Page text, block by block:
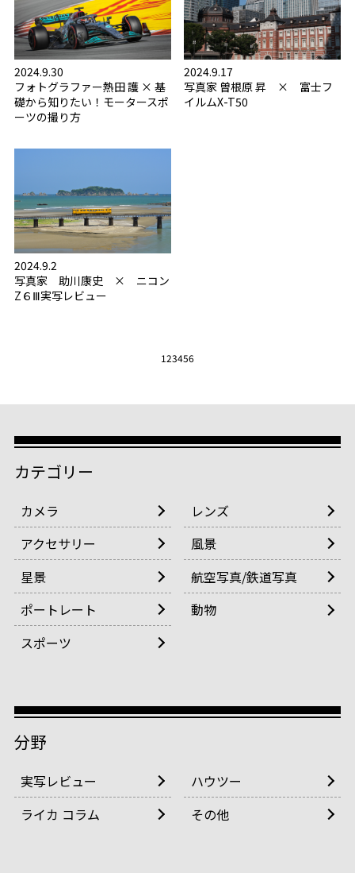
カテゴリー
カメラ
レンズ
アクセサリー
風景
星景
航空写真/鉄道写真
ポートレート
動物
スポーツ
分野
実写レビュー
ハウツー
ライカ コラム
その他
2024.9.30
フォトグラファー熱田 護 × 基
礎から知りたい！モータースポ
ーツの撮り方
2024.9.17
写真家 曽根原 昇 × 富士フ
イルムX-T50
2024.9.2
写真家 助川康史 × ニコン
Z６Ⅲ実写レビュー
123456